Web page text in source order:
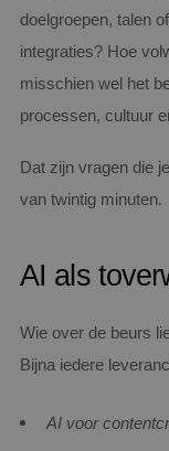
doelgroepen, talen
integraties? Hoe
misschien wel het
processen, cultuur
Dat zijn vragen die
van twintig minuten.
AI als
Wie over de beurs
Bijna iedere
AI voor